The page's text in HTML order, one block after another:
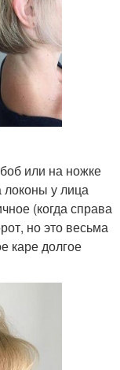
или на ножке
локоны у лица
(когда справа
но это весьма
каре долгое